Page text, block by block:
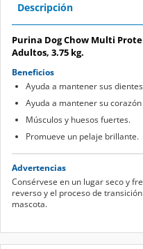
Descripción
Purina Dog Chow Multi
Adultos, 3.75 kg.
Beneficios
Ayuda a mantener sus
Ayuda a mantener su
Músculos y huesos fuertes.
Promueve un pelaje brillante.
Advertencias
Consérvese en un lugar seco y
reverso y el proceso de
mascota.